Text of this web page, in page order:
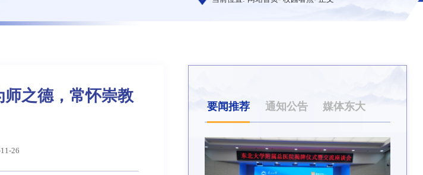
师之德，常怀崇教
26
要闻推荐 通知公告 媒体东大